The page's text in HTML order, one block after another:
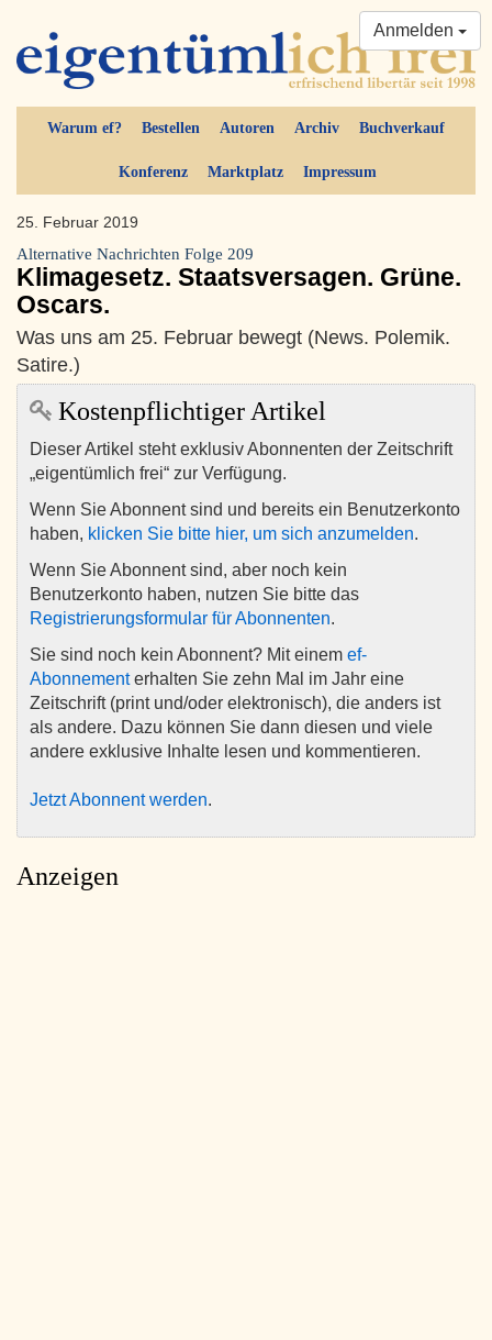
Warum ef? Bestellen Autoren Archiv Buchverkauf
Konferenz Marktplatz Impressum
Anmelden
25. Februar 2019
Alternative Nachrichten Folge 209
Klimagesetz. Staatsversagen. Grüne.
Oscars.
Was uns am 25. Februar bewegt (News. Polemik.
Satire.)
Kostenpflichtiger Artikel
Dieser Artikel steht exklusiv Abonnenten der Zeitschrift
„eigentümlich frei“ zur Verfügung.
Wenn Sie Abonnent sind und bereits ein Benutzerkonto
haben, klicken Sie bitte hier, um sich anzumelden.
Wenn Sie Abonnent sind, aber noch kein
Benutzerkonto haben, nutzen Sie bitte das
Registrierungsformular für Abonnenten.
Sie sind noch kein Abonnent? Mit einem ef-
Abonnementerhalten Sie zehn Mal im Jahr eine
Zeitschrift (print und/oder elektronisch), die anders ist
als andere. Dazu können Sie dann diesen und viele
andere exklusive Inhalte lesen und kommentieren.
Jetzt Abonnent werden.
Anzeigen